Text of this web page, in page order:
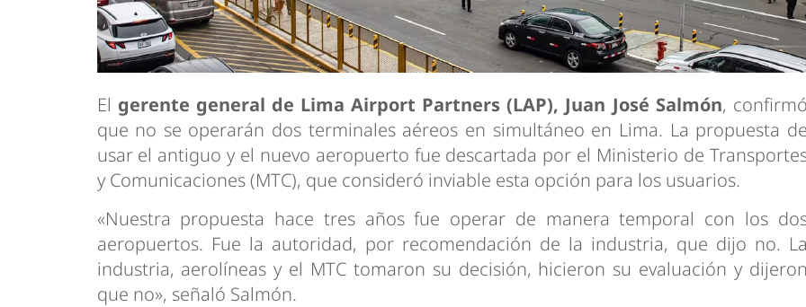
El gerente general de Lima Airport Partners (LAP), Juan José Salmón, confirmó
que no se operarán dos terminales aéreos en simultáneo en Lima. La propuesta de
usar el antiguo y el nuevo aeropuerto fue descartada por el Ministerio de
y Comunicaciones (MTC), que consideró inviable esta opción para los usuarios.
«Nuestra propuesta hace tres años fue operar de manera temporal con los
aeropuertos. Fue la autoridad, por recomendación de la industria, que dijo no. La
industria, aerolíneas y el MTC tomaron su decisión, hicieron su evaluación y dijeron
que no», señaló Salmón.